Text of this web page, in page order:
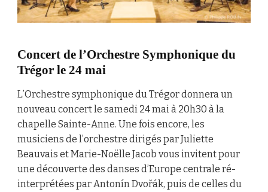
Concert de l’Orchestre Symphonique du
Trégor le 24 mai
L’Orchestre symphonique du Trégor donnera un
nouveau concert le samedi 24 mai à 20h30 à la
chapelle Sainte-Anne. Une fois encore, les
musiciens de l’orchestre dirigés par Juliette
Beauvais et Marie-Noëlle Jacob vous invitent pour
une découverte des danses d’Europe centrale ré-
interprétées par Antonín Dvořák, puis de celles du